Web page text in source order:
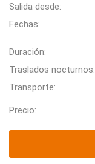
Salida desde:
Fechas:
Duración:
Traslados nocturnos:
Transporte:
Precio: